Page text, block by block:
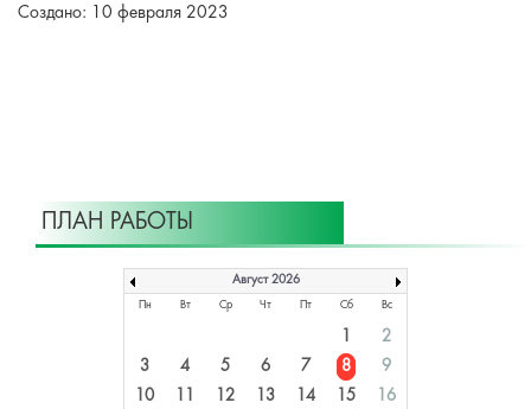
Создано: 10 февраля 2023
ПЛАН РАБОТЫ
Август 2026
Пн Вт Ср Чт Пт Сб Вс
1
2
3
4 5 6 7 8
9
10
11 12 13 14 15
16